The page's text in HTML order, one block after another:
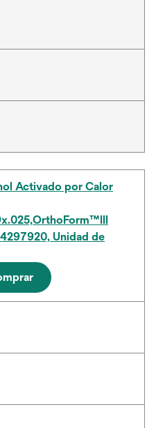
Activado por Calor
Unidad de